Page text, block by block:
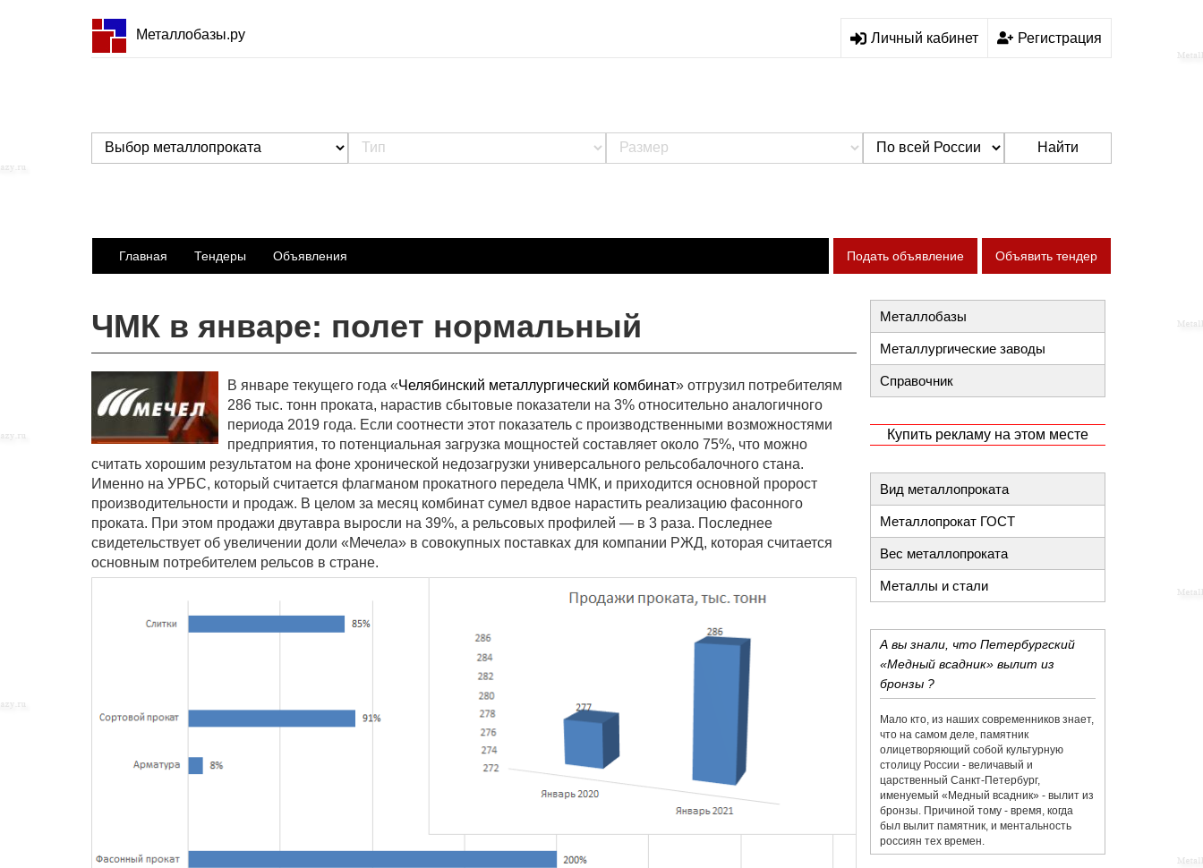
Металлобазы.ру Личный кабинет Регистрация
Найти
Главная Тендеры Объявления Подать объявление Объявить тендер
ЧМК в январе: полет нормальный
В январе текущего года «Челябинский металлургический комбинат» отгрузил потребителям
286 тыс. тонн проката, нарастив сбытовые показатели на 3% относительно аналогичного
периода 2019 года. Если соотнести этот показатель с производственными возможностями
предприятия, то потенциальная загрузка мощностей составляет около 75%, что можно
считать хорошим результатом на фоне хронической недозагрузки универсального рельсобалочного стана.
Именно на УРБС, который считается флагманом прокатного передела ЧМК, и приходится основной пророст
производительности и продаж. В целом за месяц комбинат сумел вдвое нарастить реализацию фасонного
проката. При этом продажи двутавра выросли на 39%, а рельсовых профилей — в 3 раза. Последнее
свидетельствует об увеличении доли «Мечела» в совокупных поставках для компании РЖД, которая считается
основным потребителем рельсов в стране.
Металлобазы
Металлургические заводы
Справочник
Купить рекламу на этом месте
Вид металлопроката
Металлопрокат ГОСТ
Вес металлопроката
Металлы и стали
А вы знали, что Петербургский
«Медный всадник» вылит из
бронзы ?
Мало кто, из наших современников знает,
что на самом деле, памятник
олицетворяющий собой культурную
столицу России - величавый и
царственный Санкт-Петербург,
именуемый «Медный всадник» - вылит из
бронзы. Причиной тому - время, когда
был вылит памятник, и ментальность
россиян тех времен.